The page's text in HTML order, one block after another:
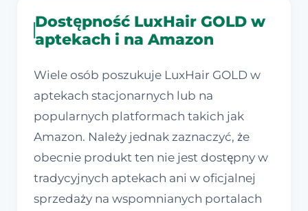
Dostępność LuxHair GOLD w
aptekach i na Amazon
Wiele osób poszukuje LuxHair GOLD w
aptekach stacjonarnych lub na
popularnych platformach takich jak
Amazon. Należy jednak zaznaczyć, że
obecnie produkt ten nie jest dostępny w
tradycyjnych aptekach ani w oficjalnej
sprzedaży na wspomnianych portalach